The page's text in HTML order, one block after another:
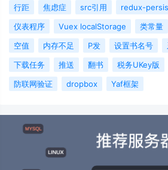
行距
焦虑症 src引用 redux-
仪表程序
Vuex localStorage 类常量
空值
内存不足 P发 设置书名号
下载任务
推送 翻书 税务UKey版
防联网验证
dropbox Yaf框架